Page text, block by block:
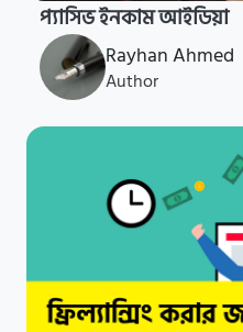
প্যাসিভ ইনকাম আইডিয়া
Rayhan Ahmed
Author